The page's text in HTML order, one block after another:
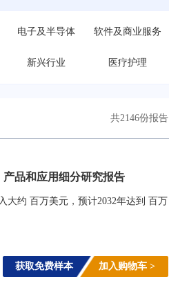
电子及半导体 软件及商业服务
新兴行业 医疗护理
共2146份报告
品和应用细分研究报告
大约 百万美元，预计2032年达到 百万
获取免费样本 加入购物车 >